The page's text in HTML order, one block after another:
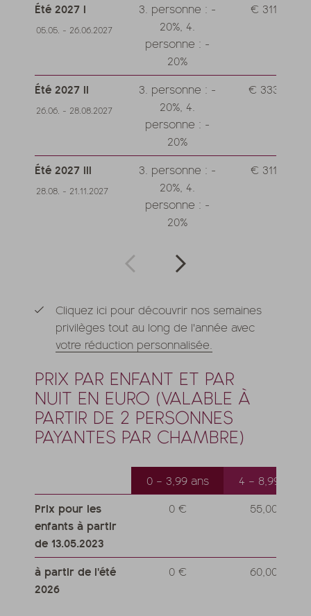
Été 2027 I
05.05. - 26.06.2027
3. personne : -
20%, 4.
personne : -
20%
€ 311,--
Été 2027 II
26.06. - 28.08.2027
3. personne : -
20%, 4.
personne : -
20%
€ 333,--
Été 2027 III
28.08. - 21.11.2027
3. personne : -
20%, 4.
personne : -
20%
€ 311,--
Cliquez ici pour découvrir nos semaines
privilèges tout au long de l'année avec
votre réduction personnalisée.
PRIX PAR ENFANT ET PAR
NUIT EN EURO (VALABLE À
PARTIR DE 2 PERSONNES
PAYANTES PAR CHAMBRE)
0 – 3,99 ans
4 – 8,99 ans
Prix pour les
enfants à partir
de 13.05.2023
0 € 55,00 €
à partir de l'été
2026
0 € 60,00 €